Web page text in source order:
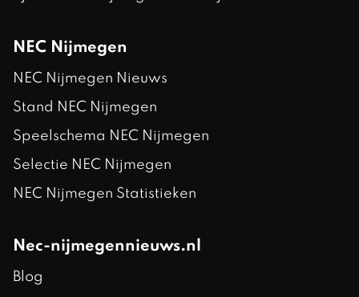
NEC Nijmegen
NEC Nijmegen Nieuws
Stand NEC Nijmegen
Speelschema NEC Nijmegen
Selectie NEC Nijmegen
NEC Nijmegen Statistieken
Nec-nijmegennieuws.nl
Blog